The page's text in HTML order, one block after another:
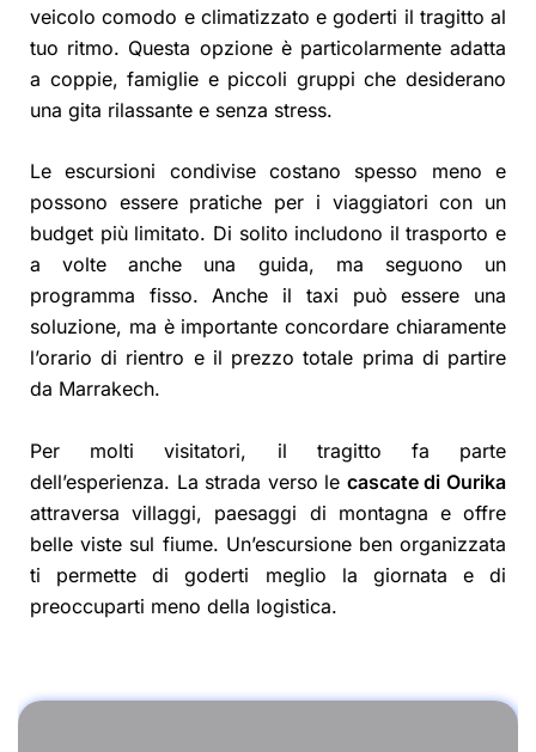
veicolo comodo e climatizzato e goderti il tragitto al
tuo ritmo. Questa opzione è particolarmente adatta
a coppie, famiglie e piccoli gruppi che desiderano
una gita rilassante e senza stress.
Le escursioni condivise costano spesso meno e
possono essere pratiche per i viaggiatori con un
budget più limitato. Di solito includono il trasporto e
a volte anche una guida, ma seguono un
programma fisso. Anche il taxi può essere una
soluzione, ma è importante concordare chiaramente
l’orario di rientro e il prezzo totale prima di partire
da Marrakech.
Per molti visitatori, il tragitto fa parte
dell’esperienza. La strada verso le cascate di Ourika
attraversa villaggi, paesaggi di montagna e offre
belle viste sul fiume. Un’escursione ben organizzata
ti permette di goderti meglio la giornata e di
preoccuparti meno della logistica.